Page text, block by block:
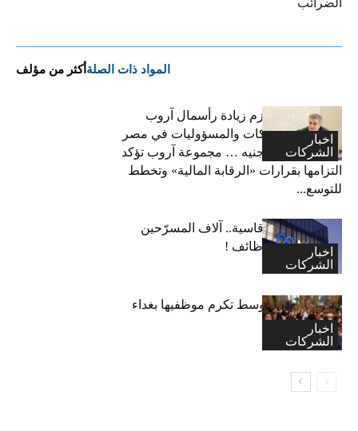
الضرائب
المواد ذات الصلة أكثر من مؤلف
اخبار
الشركات
فاتح بكداش:نعتزم زيادة رأسمال آروب
لتأمينات الممتلكات والمسؤوليات في مصر
إلى 600 مليون جنيه … مجموعة آروب تؤكد
التزامها بقرارات «الرقابة المالية» وتخطط
للتوسع...
اخبار
الشركات
“ميتا”: قرارات قاسية.. آلاف المسرّحين
وتجميد آلاف الوظائف !
اخبار
الشركات
اكسا الشرق الاوسط تكرم موظفيها بغداء
احتفالا بالاعياد